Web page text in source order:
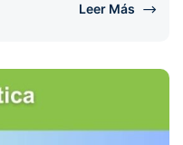
Leer Más